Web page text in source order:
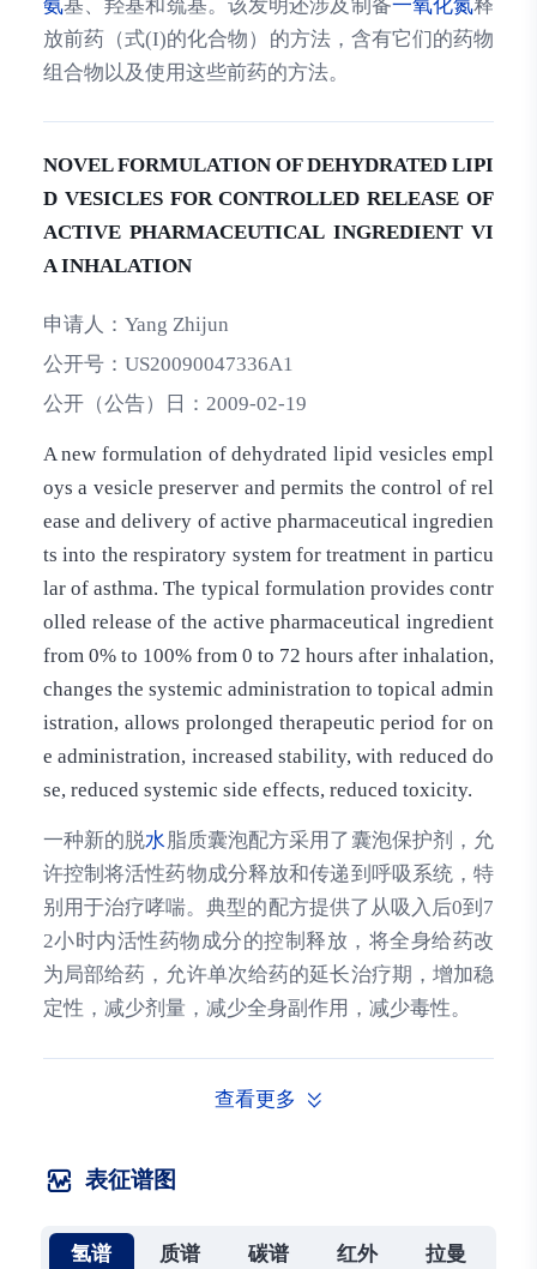
氨基、羟基和巯基。该发明还涉及制备一氧化氮释
放前药（式(I)的化合物）的方法，含有它们的药物
组合物以及使用这些前药的方法。
NOVEL FORMULATION OF DEHYDRATED LIPI
D VESICLES FOR CONTROLLED RELEASE OF
ACTIVE PHARMACEUTICAL INGREDIENT VI
A INHALATION
申请人： Yang Zhijun
公开号： US20090047336A1
公开（公告）日： 2009-02-19
A new formulation of dehydrated lipid vesicles empl
oys a vesicle preserver and permits the control of rel
ease and delivery of active pharmaceutical ingredien
ts into the respiratory system for treatment in particu
lar of asthma. The typical formulation provides contr
olled release of the active pharmaceutical ingredient
from 0% to 100% from 0 to 72 hours after inhalation,
changes the systemic administration to topical admin
istration, allows prolonged therapeutic period for on
e administration, increased stability, with reduced do
se, reduced systemic side effects, reduced toxicity.
一种新的脱水脂质囊泡配方采用了囊泡保护剂，允
许控制将活性药物成分释放和传递到呼吸系统，特
别用于治疗哮喘。典型的配方提供了从吸入后0到7
2小时内活性药物成分的控制释放，将全身给药改
为局部给药，允许单次给药的延长治疗期，增加稳
定性，减少剂量，减少全身副作用，减少毒性。
查看更多
表征谱图
氢谱 质谱 碳谱 红外 拉曼